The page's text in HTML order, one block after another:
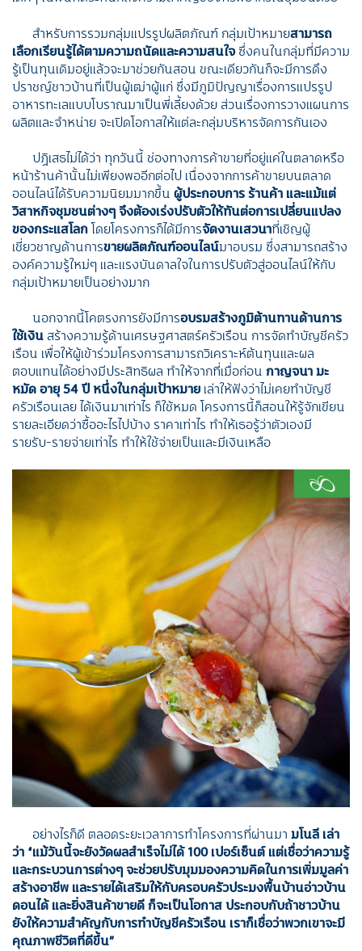
สำหรับการรวมกลุ่มแปรรูปผลิตภัณฑ์ กลุ่มเป้าหมายสามารถ
เลือกเรียนรู้ได้ตามความถนัดและความสนใจซึ่งคนในกลุ่มที่มีความ
รู้เป็นทุนเดิมอยู่แล้วจะมาช่วยกันสอน ขณะเดียวกันก็จะมีการดึง
ปราชญ์ชาวบ้านที่เป็นผู้เฒ่าผู้แก่ ซึ่งมีภูมิปัญญาเรื่องการแปรรูป
อาหารทะเลแบบโบราณมาเป็นพี่เลี้ยงด้วย ส่วนเรื่องการวางแผนการ
ผลิตและจำหน่าย จะเปิดโอกาสให้แต่ละกลุ่มบริหารจัดการกันเอง
ปฏิเสธไม่ได้ว่า ทุกวันนี้ ช่องทางการค้าขายที่อยู่แค่ในตลาดหรือ
หน้าร้านค้านั้นไม่เพียงพออีกต่อไป เนื่องจากการค้าขายบนตลาด
ออนไลน์ได้รับความนิยมมากขึ้น ผู้ประกอบการ ร้านค้า และแม้แต่
วิสาหกิจชุมชนต่างๆ จึงต้องเร่งปรับตัวให้ทันต่อการเปลี่ยนแปลง
ของกระแสโลกโดยโครงการก็ได้มีการจัดงานเสวนาที่เชิญผู้
เชี่ยวชาญด้านการขายผลิตภัณฑ์ออนไลน์มาอบรม ซึ่งสามารถสร้าง
องค์ความรู้ใหม่ๆ และแรงบันดาลใจในการปรับตัวสู่ออนไลน์ให้กับ
กลุ่มเป้าหมายเป็นอย่างมาก
นอกจากนี้โคตรงการยังมีการอบรมสร้างภูมิต้านทานด้านการ
ใช้เงินสร้างความรู้ด้านเศรษฐศาสตร์ครัวเรือน การจัดทำบัญชีครัว
เรือน เพื่อให้ผู้เข้าร่วมโครงการสามารถวิเคราะห์ต้นทุนและผล
ตอบแทนได้อย่างมีประสิทธิผล ทำให้จากที่เมื่อก่อน กาญจนา มะ
หมัด อายุ 54 ปี หนึ่งในกลุ่มเป้าหมาย เล่าให้ฟังว่าไม่เคยทำบัญชี
ครัวเรือนเลย ได้เงินมาเท่าไร ก็ใช้หมด โครงการนี้ก็สอนให้รู้จักเขียน
รายละเอียดว่าซื้ออะไรไปบ้าง ราคาเท่าไร ทำให้เธอรู้ว่าตัวเองมี
รายรับ-รายจ่ายเท่าไร ทำให้ใช้จ่ายเป็นและมีเงินเหลือ
อย่างไรก็ดี ตลอดระยะเวลาการทำโครงการที่ผ่านมา มโนลี เล่า
ว่า “แม้วันนี้จะยังวัดผลสำเร็จไม่ได้ 100 เปอร์เซ็นต์ แต่เชื่อว่าความรู้
และกระบวนการต่างๆ จะช่วยปรับมุมมองความคิดในการเพิ่มมูลค่า
สร้างอาชีพ และรายได้เสริมให้กับครอบครัวประมงพื้นบ้านอ่าวบ้าน
ดอนได้ และยิ่งสินค้าขายดี ก็จะเป็นโอกาส ประกอบกับถ้าชาวบ้าน
ยังให้ความสำคัญกับการทำบัญชีครัวเรือน เราก็เชื่อว่าพวกเขาจะมี
คุณภาพชีวิตที่ดีขึ้น”